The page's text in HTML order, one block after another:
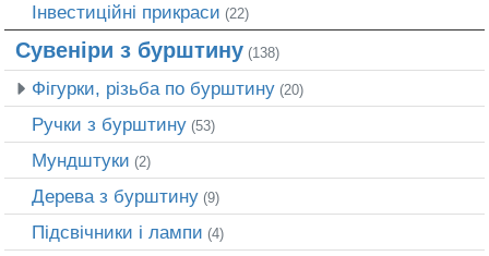
Інвестиційні прикраси (22)
Сувеніри з бурштину (138)
Фігурки, різьба по бурштину (20)
Ручки з бурштину (53)
Мундштуки (2)
Дерева з бурштину (9)
Підсвічники і лампи (4)